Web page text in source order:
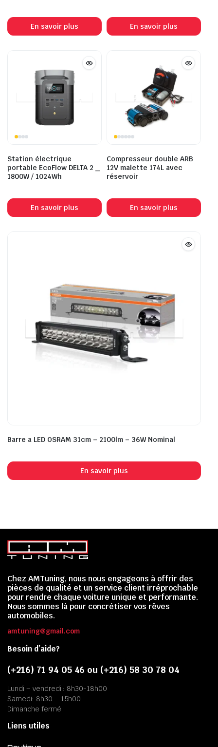
En savoir plus En savoir plus
Station électrique
portable EcoFlow DELTA 2 _
1800W / 1024Wh
En savoir plus
Compresseur double ARB
12V malette 174L avec
réservoir
En savoir plus
Barre a LED OSRAM 31cm – 2100lm – 36W Nominal
En savoir plus
Chez AMTuning, nous nous engageons à offrir des
pièces de qualité et un service client irréprochable
pour rendre chaque voiture unique et performante.
Nous sommes là pour concrétiser vos rêves
automobiles.
amtuning@gmail.com
Besoin d’aide?
(+216) 71 94 05 46 ou (+216) 58 30 78 04
Lundi – vendredi : 8h30-18h00
Samedi: 8h30 – 15h00
Dimanche fermé
Liens utiles